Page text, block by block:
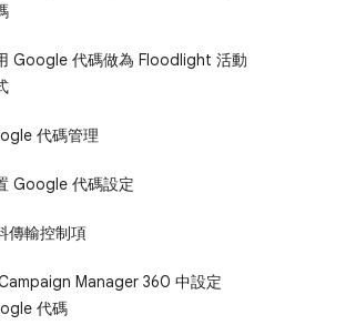
Google 代碼做為 Floodlight 活動
代碼管理
Google 代碼設定
傳輸控制項
Manager 360 中設定
代碼